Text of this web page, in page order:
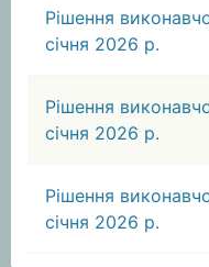
Рішення
січня 2026 р.
Рішення
січня 2026 р.
Рішення
січня 2026 р.